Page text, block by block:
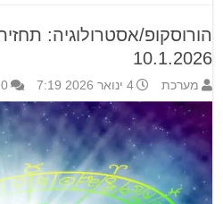
10.1.2026
מערכת 4 ינואר 2026 7:19 0